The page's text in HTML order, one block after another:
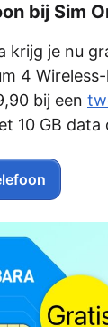
bij Sim
krijg je nu
4
bij een
10 GB data